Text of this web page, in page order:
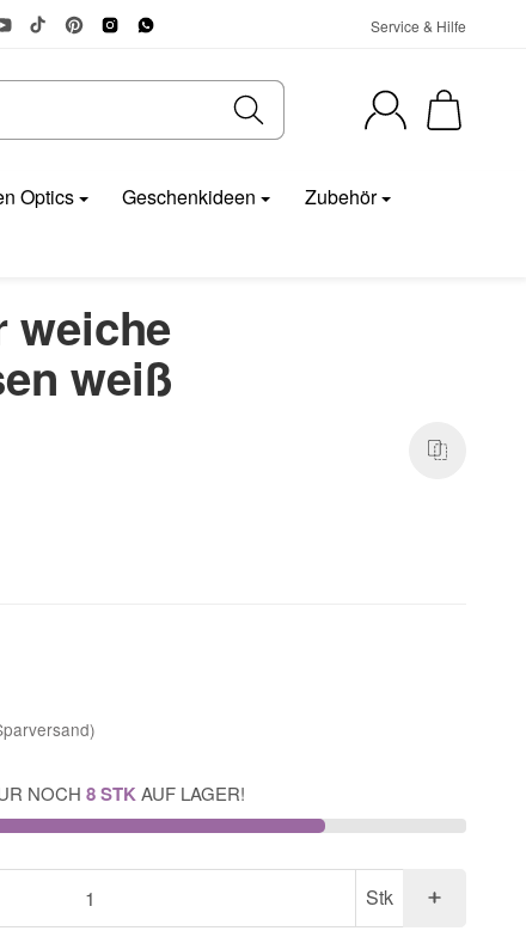
Service & Hilfe
Optics Geschenkideen
Zubehör
weiche
weiß
NOCH 8 STK AUF LAGER!
Stk